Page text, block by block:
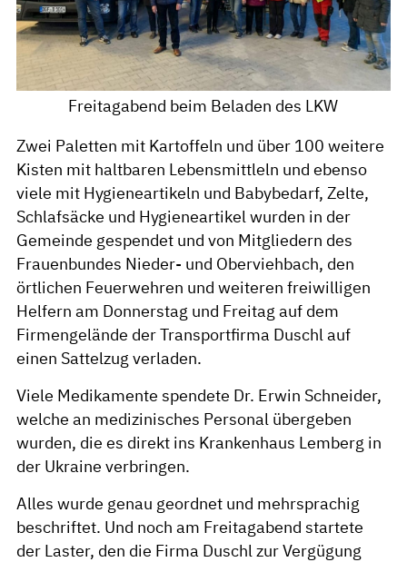
Freitagabend beim Beladen des LKW
Zwei Paletten mit Kartoffeln und über 100 weitere
Kisten mit haltbaren Lebensmittleln und ebenso
viele mit Hygieneartikeln und Babybedarf, Zelte,
Schlafsäcke und Hygieneartikel wurden in der
Gemeinde gespendet und von Mitgliedern des
Frauenbundes Nieder- und Oberviehbach, den
örtlichen Feuerwehren und weiteren freiwilligen
Helfern am Donnerstag und Freitag auf dem
Firmengelände der Transportfirma Duschl auf
einen Sattelzug verladen.
Viele Medikamente spendete Dr. Erwin Schneider,
welche an medizinisches Personal übergeben
wurden, die es direkt ins Krankenhaus Lemberg in
der Ukraine verbringen.
Alles wurde genau geordnet und mehrsprachig
beschriftet. Und noch am Freitagabend startete
der Laster, den die Firma Duschl zur Vergügung